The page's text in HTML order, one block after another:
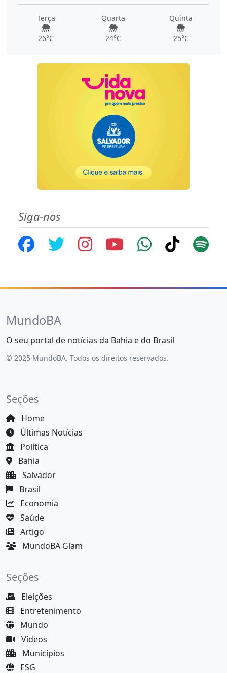
Terça
26°C
Quarta
24°C
Quinta
25°C
Siga-nos
MundoBA
O seu portal de notícias da Bahia e do Brasil
© 2025 MundoBA. Todos os direitos reservados.
Seções
Home
Últimas Notícias
Política
Bahia
Salvador
Brasil
Economia
Saúde
Artigo
MundoBA Glam
Seções
Eleições
Entretenimento
Mundo
Vídeos
Municípios
ESG